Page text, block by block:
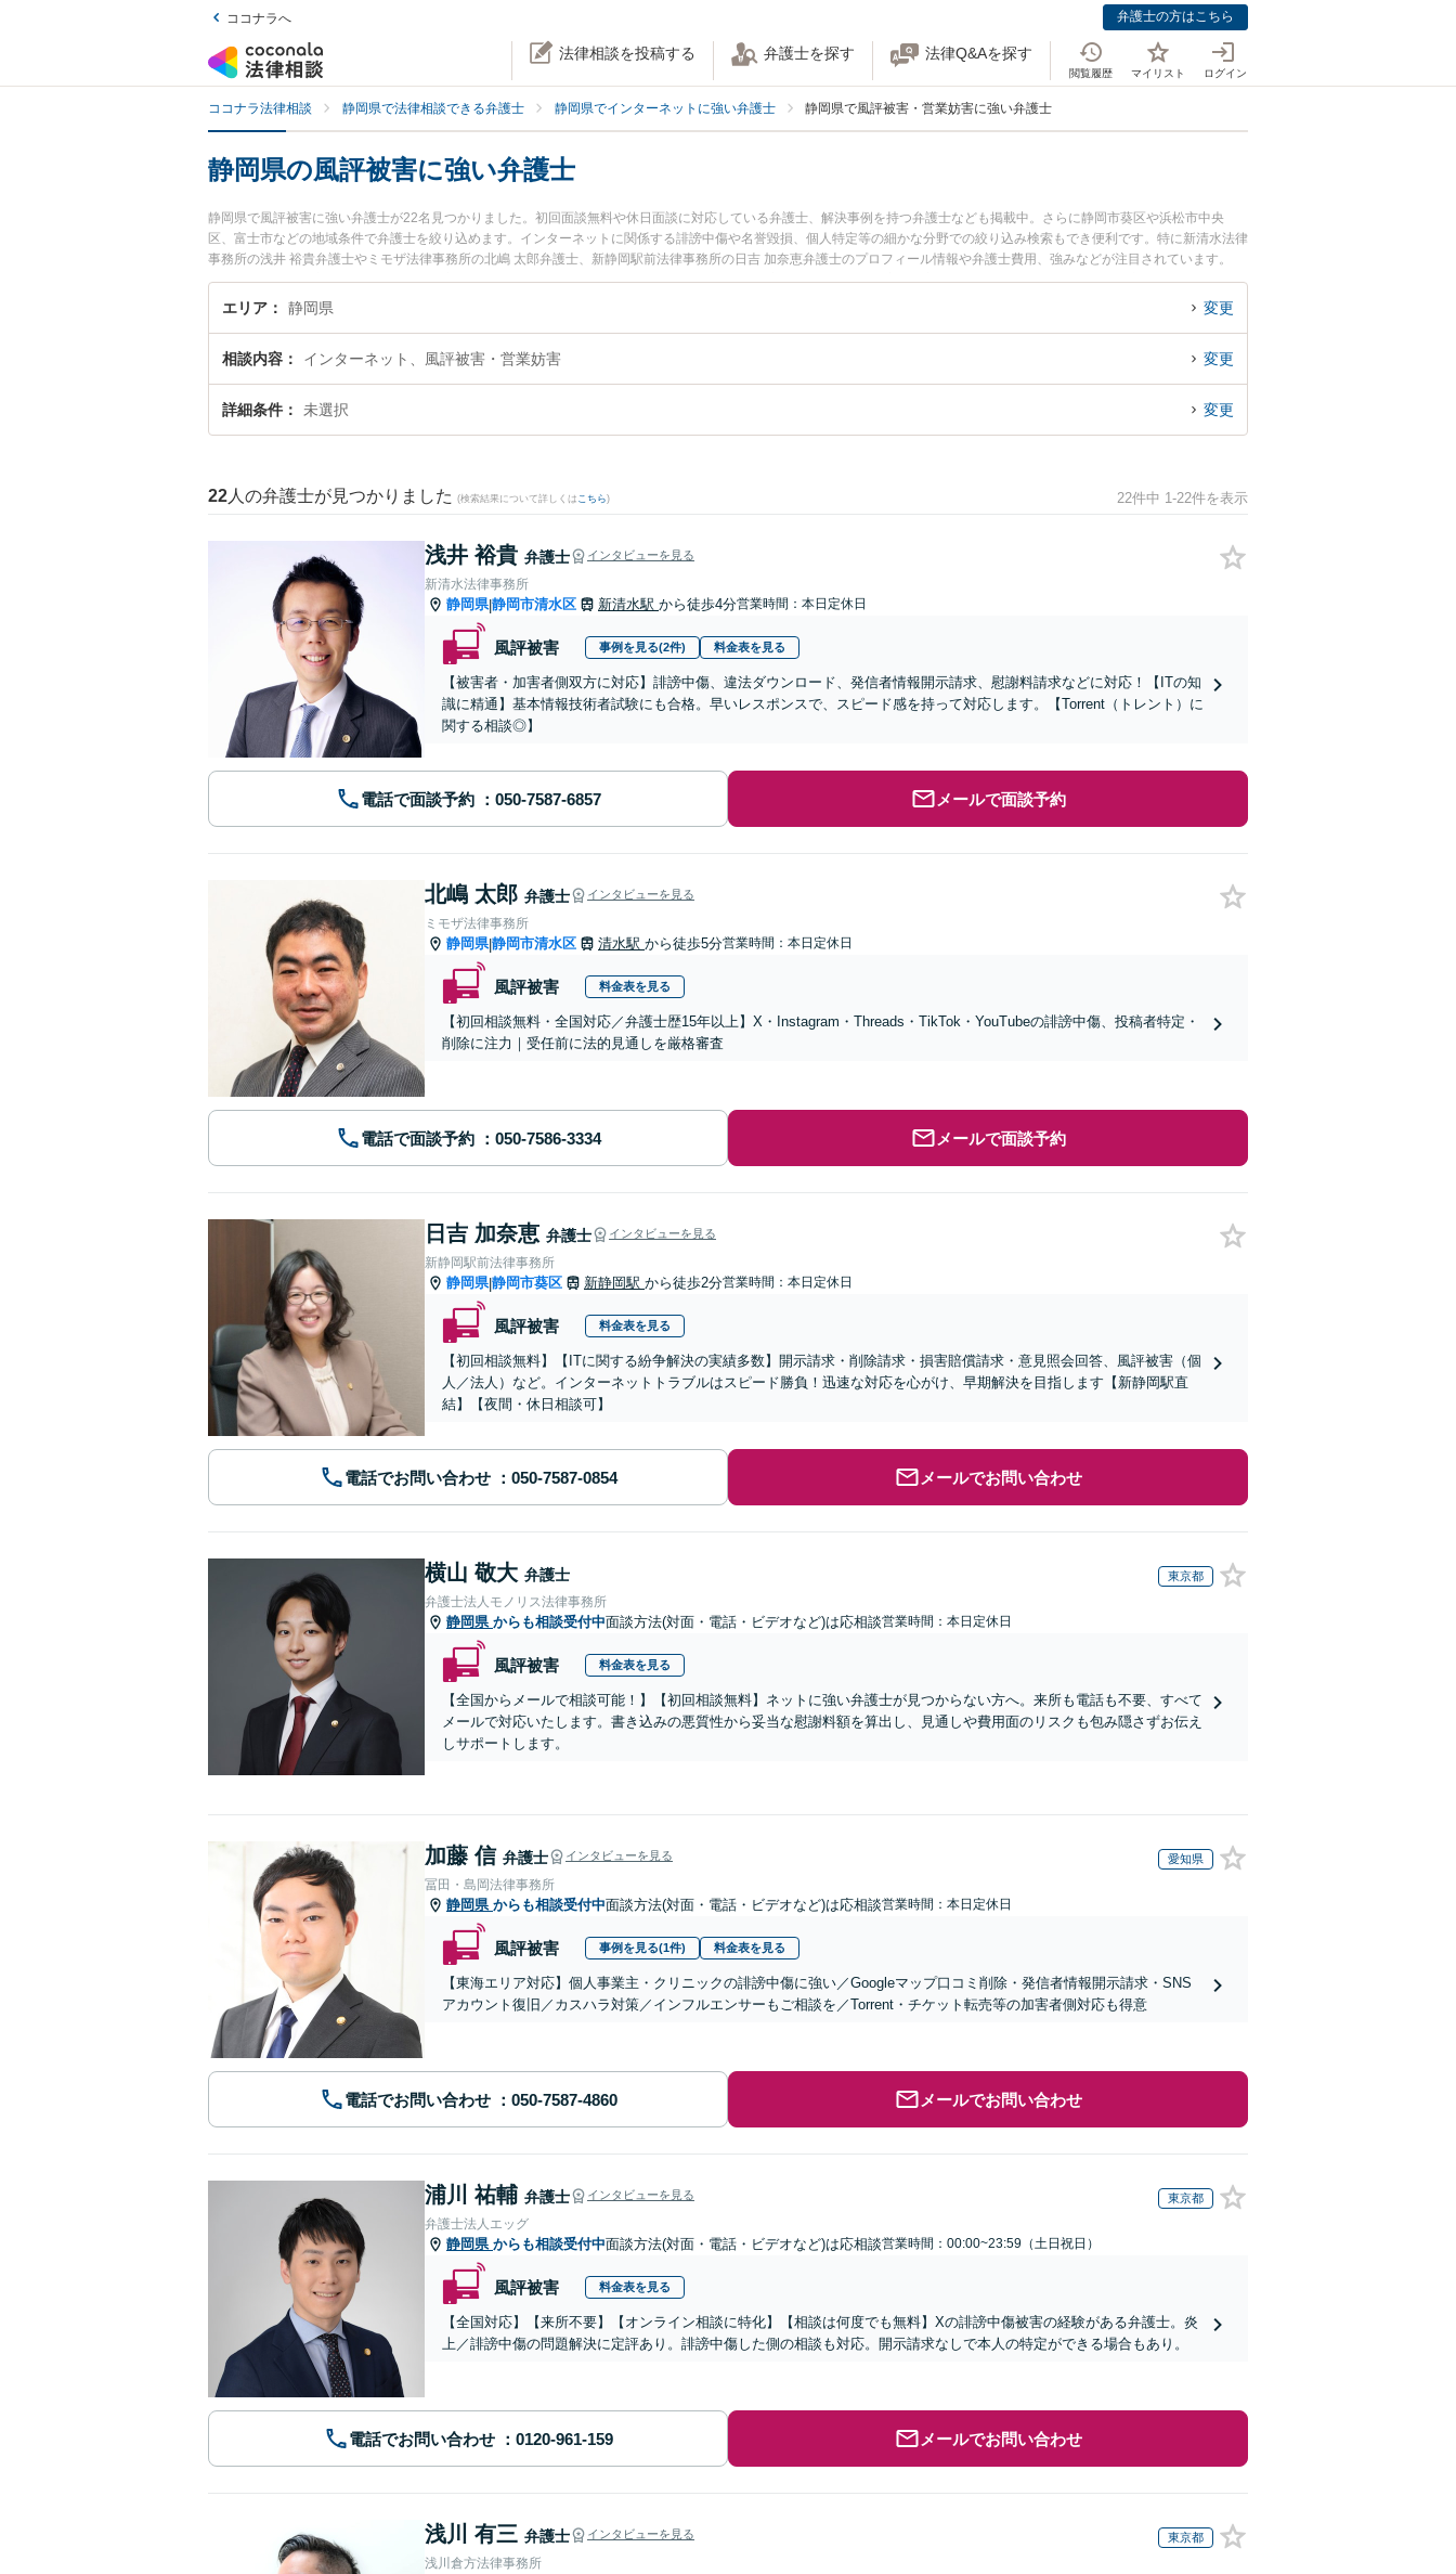
ココナラへ 弁護士の方はこちら
法律相談を投稿する 弁護士を探す 法律Q&Aを探す
閲覧履歴 マイリスト ログイン
ココナラ法律相談 静岡県で法律相談できる弁護士 静岡県でインターネットに強い弁護士 静岡県で風評被害・営業妨害に強い弁護士
静岡県の風評被害に強い弁護士
静岡県で風評被害に強い弁護士が22名見つかりました。初回面談無料や休日面談に対応している弁護士、解決事例を持つ弁護士なども掲載中。さらに静岡市葵区や浜松市中央
区、富士市などの地域条件で弁護士を絞り込めます。インターネットに関係する誹謗中傷や名誉毀損、個人特定等の細かな分野での絞り込み検索もでき便利です。特に新清水法律
事務所の浅井 裕貴弁護士やミモザ法律事務所の北嶋 太郎弁護士、新静岡駅前法律事務所の日吉 加奈恵弁護士のプロフィール情報や弁護士費用、強みなどが注目されています。
『静岡県で土日や夜間に発生した風評被害のトラブルを今すぐに弁護士に相談したい』『風評被害のトラブル解決の実績豊富な近くの弁護士を検索したい』『初回相談無料で風評
被害を法律相談できる静岡県内の弁護士に相談予約したい』などでお困りの相談者さんにおすすめです。
エリア 静岡県 変更
相談内容 インターネット、風評被害・営業妨害 変更
詳細条件 未選択 変更
22 人の弁護士が見つかりました (検索結果について詳しくは こちら) 22件中 1-22件を表示
浅井 裕貴 弁護士 インタビューを見る
新清水法律事務所
静岡県|静岡市清水区 新清水駅 から徒歩4分営業時間：本日定休日
風評被害 事例を見る(2件) 料金表を見る
【被害者・加害者側双方に対応】誹謗中傷、違法ダウンロード、発信者情報開示請求、慰謝料請求などに対応！【ITの知
識に精通】基本情報技術者試験にも合格。早いレスポンスで、スピード感を持って対応します。【Torrent（トレント）に
関する相談◎】
電話で面談予約 メールで面談予約
北嶋 太郎 弁護士 インタビューを見る
ミモザ法律事務所
静岡県|静岡市清水区 清水駅 から徒歩5分営業時間：本日定休日
風評被害 料金表を見る
【初回相談無料・全国対応／弁護士歴15年以上】X・Instagram・Threads・TikTok・YouTubeの誹謗中傷、投稿者特定・
削除に注力｜受任前に法的見通しを厳格審査
電話で面談予約 メールで面談予約
日吉 加奈恵 弁護士 インタビューを見る
新静岡駅前法律事務所
静岡県|静岡市葵区 新静岡駅 から徒歩2分営業時間：本日定休日
風評被害 料金表を見る
【初回相談無料】【ITに関する紛争解決の実績多数】開示請求・削除請求・損害賠償請求・意見照会回答、風評被害（個
人／法人）など。インターネットトラブルはスピード勝負！迅速な対応を心がけ、早期解決を目指します【新静岡駅直
結】【夜間・休日相談可】
電話でお問い合わせ メールでお問い合わせ
横山 敬大 弁護士 東京都
弁護士法人モノリス法律事務所
静岡県 からも相談受付中面談方法(対面・電話・ビデオなど)は応相談営業時間：本日定休日
風評被害 料金表を見る
【全国からメールで相談可能！】【初回相談無料】ネットに強い弁護士が見つからない方へ。来所も電話も不要、すべて
メールで対応いたします。書き込みの悪質性から妥当な慰謝料額を算出し、見通しや費用面のリスクも包み隠さずお伝え
しサポートします。
加藤 信 弁護士 インタビューを見る 愛知県
冨田・島岡法律事務所
静岡県 からも相談受付中面談方法(対面・電話・ビデオなど)は応相談営業時間：本日定休日
風評被害 事例を見る(1件) 料金表を見る
【東海エリア対応】個人事業主・クリニックの誹謗中傷に強い／Googleマップ口コミ削除・発信者情報開示請求・SNS
アカウント復旧／カスハラ対策／インフルエンサーもご相談を／Torrent・チケット転売等の加害者側対応も得意
電話でお問い合わせ メールでお問い合わせ
浦川 祐輔 弁護士 インタビューを見る 東京都
弁護士法人エッグ
静岡県 からも相談受付中面談方法(対面・電話・ビデオなど)は応相談営業時間：00:00~23:59（土日祝日）
風評被害 料金表を見る
【全国対応】【来所不要】【オンライン相談に特化】【相談は何度でも無料】Xの誹謗中傷被害の経験がある弁護士。炎
上／誹謗中傷の問題解決に定評あり。誹謗中傷した側の相談も対応。開示請求なしで本人の特定ができる場合もあり。
電話でお問い合わせ メールでお問い合わせ
浅川 有三 弁護士 インタビューを見る 東京都
浅川倉方法律事務所